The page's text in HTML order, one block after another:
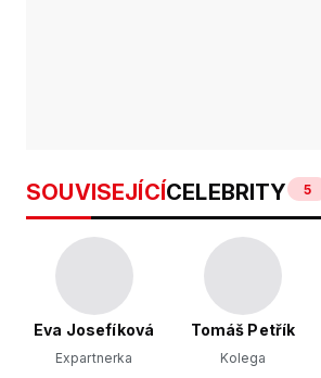
SOUVISEJÍCÍCELEBRITY 5
Eva Josefíková
Expartnerka
Tomáš Petřík
Kolega